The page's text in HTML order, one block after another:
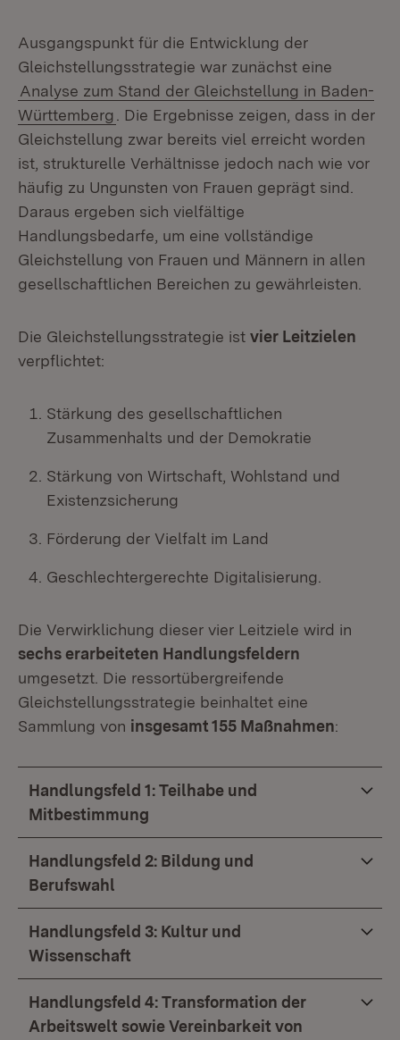
Ausgangspunkt für die Entwicklung der
Gleichstellungsstrategie war zunächst eine
Analyse zum Stand der Gleichstellung in Baden-
Württemberg
. Die Ergebnisse zeigen, dass in der
Gleichstellung zwar bereits viel erreicht worden
ist, strukturelle Verhältnisse jedoch nach wie vor
häufig zu Ungunsten von Frauen geprägt sind.
Daraus ergeben sich vielfältige
Handlungsbedarfe, um eine vollständige
Gleichstellung von Frauen und Männern in allen
gesellschaftlichen Bereichen zu gewährleisten.
Die Gleichstellungsstrategie ist vier Leitzielen
verpflichtet:
Stärkung des gesellschaftlichen
Zusammenhalts und der Demokratie
Stärkung von Wirtschaft, Wohlstand und
Existenzsicherung
Förderung der Vielfalt im Land
Geschlechtergerechte Digitalisierung.
Die Verwirklichung dieser vier Leitziele wird in
sechs erarbeiteten Handlungsfeldern
umgesetzt. Die ressortübergreifende
Gleichstellungsstrategie beinhaltet eine
Sammlung von insgesamt 155 Maßnahmen:
Handlungsfeld 1: Teilhabe und
Mitbestimmung
Handlungsfeld 2: Bildung und
Berufswahl
Handlungsfeld 3: Kultur und
Wissenschaft
Handlungsfeld 4: Transformation der
Arbeitswelt sowie Vereinbarkeit von